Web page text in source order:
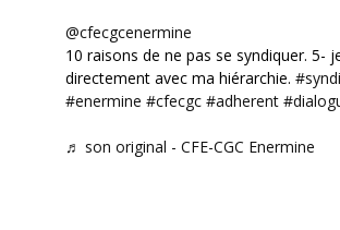
@cfecgcenermine
10 raisons de ne pas se syndiquer. 5-
directement avec ma hiérarchie.
#enermine #cfecgc #adherent
♬ son original - CFE-CGC Enermine